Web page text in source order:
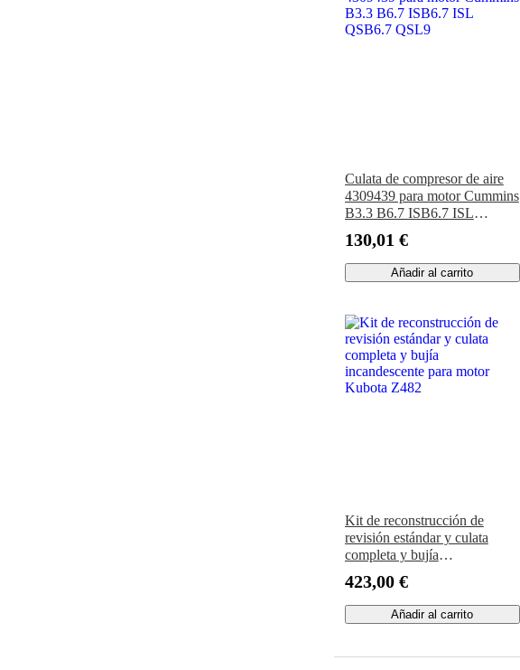
Culata de compresor de aire
4309439 para motor Cummins
B3.3 B6.7 ISB6.7 ISL
130,01 €
Añadir al carrito
Kit de reconstrucción de
revisión estándar y culata
completa y bujía
Kubota Z482
423,00 €
Añadir al carrito